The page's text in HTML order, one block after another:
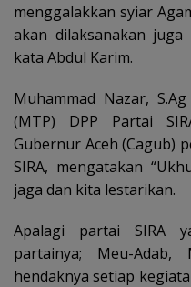
menggalakkan syiar
akan dilaksanakan juga
kata Abdul Karim.
Muhammad Nazar,
(MTP) DPP Partai
Gubernur Aceh (Cagub)
SIRA, mengatakan
jaga dan kita lestarikan.
Apalagi partai SIRA
partainya; Meu-Adab,
hendaknya setiap